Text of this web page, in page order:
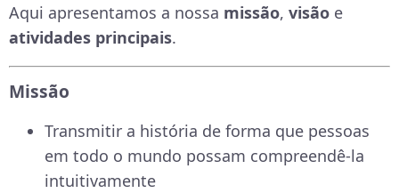
Aqui apresentamos a nossa missão, visão e
atividades principais.
Missão
Transmitir a história de forma que pessoas
em todo o mundo possam compreendê-la
intuitivamente